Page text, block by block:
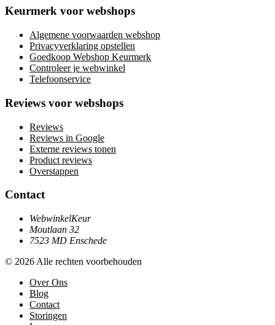
Keurmerk voor webshops
Algemene voorwaarden webshop
Privacyverklaring opstellen
Goedkoop Webshop Keurmerk
Controleer je webwinkel
Telefoonservice
Reviews voor webshops
Reviews
Reviews in Google
Externe reviews tonen
Product reviews
Overstappen
Contact
WebwinkelKeur
Moutlaan 32
7523 MD Enschede
© 2026 Alle rechten voorbehouden
Over Ons
Blog
Contact
Storingen